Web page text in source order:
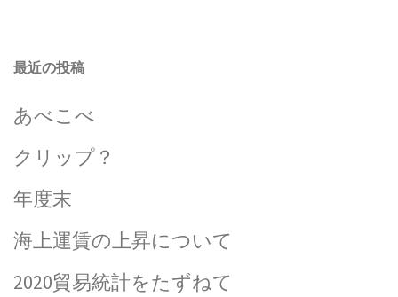
最近の投稿
あべこべ
クリップ？
年度末
海上運賃の上昇について
2020貿易統計をたずねて